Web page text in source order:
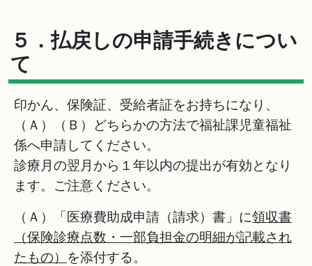
５．払戻しの申請手続きについ
て
印かん、保険証、受給者証をお持ちになり、
（Ａ）（Ｂ）どちらかの方法で福祉課児童福祉
係へ申請してください。
診療月の翌月から１年以内の提出が有効となり
ます。ご注意ください。
（Ａ）「医療費助成申請（請求）書」に領収書
（保険診療点数・一部負担金の明細が記載され
たもの） を添付する。